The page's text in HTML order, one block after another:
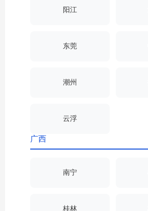
阳江
东莞
潮州
云浮
广西
南宁
桂林